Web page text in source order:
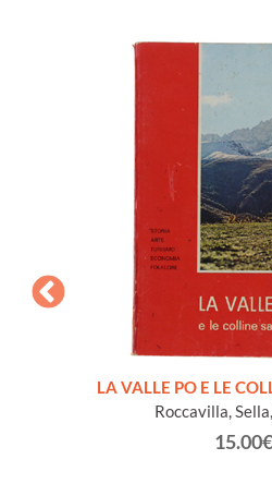
LA VALLE PO E LE
Roccavilla,
15.00€